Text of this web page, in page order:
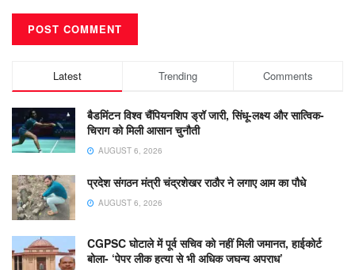
Latest Trending Comments
बैडमिंटन विश्व चैंपियनशिप ड्रॉ जारी, सिंधू-लक्ष्य और सात्विक-
चिराग को मिली आसान चुनौती
AUGUST 6, 2026
प्रदेश संगठन मंत्री चंद्रशेखर राठौर ने लगाए आम का पौधे
AUGUST 6, 2026
CGPSC घोटाले में पूर्व सचिव को नहीं मिली जमानत, हाईकोर्ट
बोला- ‘पेपर लीक हत्या से भी अधिक जघन्य अपराध’